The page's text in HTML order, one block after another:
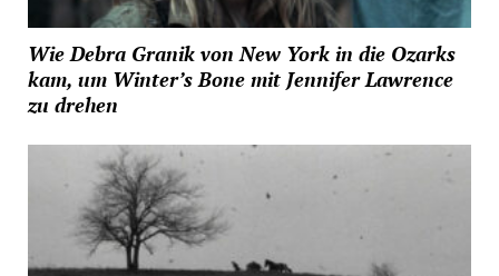
Wie Debra Granik von New York in die Ozarks
kam, um Winter’s Bone mit Jennifer Lawrence
zu drehen